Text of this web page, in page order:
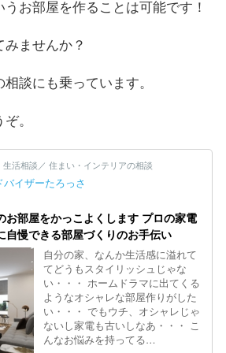
うお部屋を作ることは可能です！
みませんか？
談にも乗っています。
。